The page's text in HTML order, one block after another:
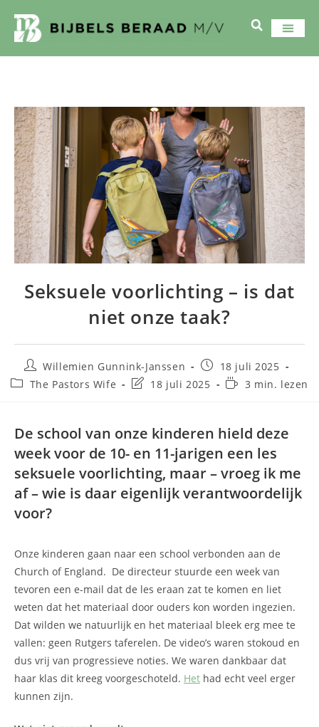
Seksuele voorlichting – is dat
niet onze taak?
Willemien Gunnink-Janssen
18 juli 2025
The Pastors Wife
18 juli 2025 3 min. lezen
De school van onze kinderen hield deze
week voor de 10- en 11-jarigen een les
seksuele voorlichting, maar – vroeg ik me
af – wie is daar eigenlijk verantwoordelijk
voor?
Onze kinderen gaan naar een school verbonden aan de
Church of England. De directeur stuurde een week van
tevoren een e-mail dat de les eraan zat te komen en liet
weten dat het materiaal door ouders kon worden ingezien.
Dat wilden we natuurlijk en het materiaal bleek erg mee te
vallen: geen Rutgers taferelen. De video’s waren stokoud en
dus vrij van progressieve noties. We waren dankbaar dat
haar klas dit kreeg voorgeschoteld. Het had echt veel erger
kunnen zijn.